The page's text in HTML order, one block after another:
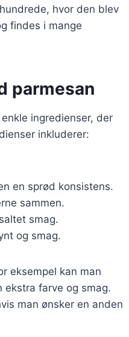
hvor den blev
findes i mange
parmesan
ingredienser, der
inkluderer:
en sprød konsistens.
sammen.
smag.
og smag.
eksempel kan man
ekstra farve og smag.
man ønsker en anden